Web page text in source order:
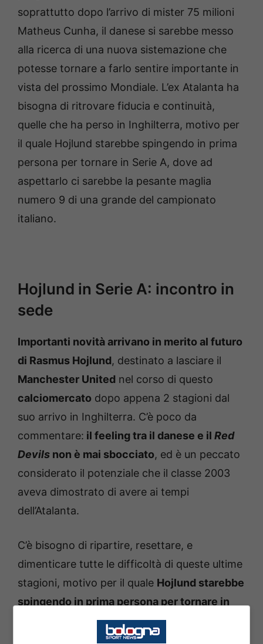
soprattutto dopo l’arrivo di mister 75 milioni
Matheus Cunha, il danese si sarebbe messo
alla ricerca di una nuova sistemazione che
potesse tornare a farlo sentire importante in
vista del prossimo Mondiale. L’ex Atalanta ha
bisogna di ritrovare fiducia e continuità,
quelle che ha perso in Inghilterra, motivo per
il quale Hojlund starebbe spingendo in prima
persona per tornare in Serie A, dove ad
aspettarlo ci sarebbe la pesante maglia
numero 9 di una grande del campionato
italiano.
Hojlund in Serie A: incontro in
sede
Importanti novità arrivano in merito al futuro
di Rasmus Hojlund, destinato a lasciare il
Manchester United nel corso di questo
calciomercato dopo appena 2 stagioni dal
suo arrivo in Inghilterra. C’è poco da
commentare: il feeling tra il danese e il Red
Devils non è mai sbocciato, ed è un peccato
considerato il potenziale che il classe 2003
aveva dimostrato di avere ai tempi
dell’Atalanta.
C’è bisogno di ripartire, resettare, e
dimenticare tutte le difficoltà di queste ultime
stagioni, motivo per il quale Hojlund starebbe
spingendo in prima persona per tornare in
Ovviamente questa volontà è
strettamente legata all’interessamento di una